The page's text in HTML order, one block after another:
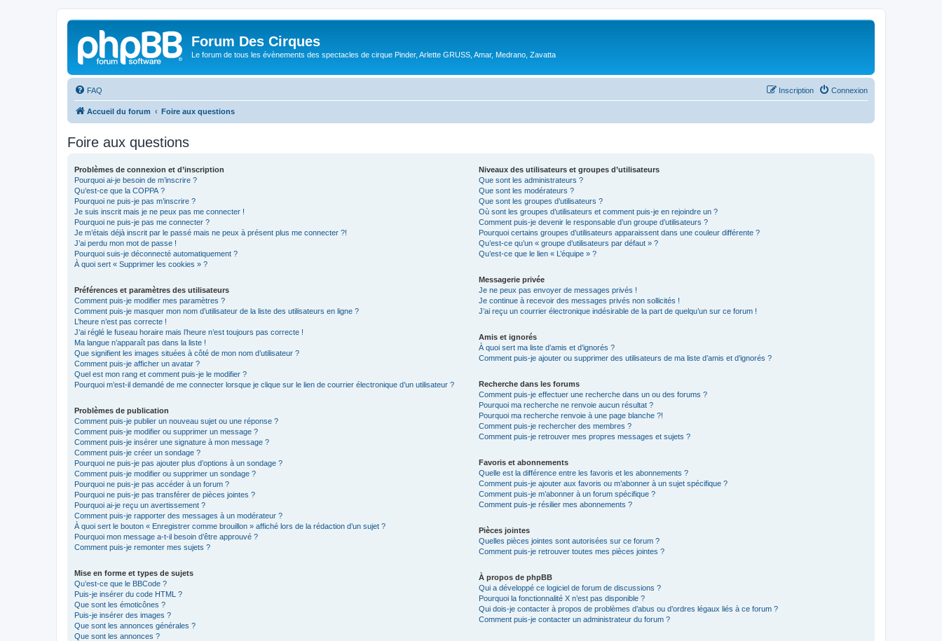
Forum Des Cirques
Le forum de tous les évènements des spectacles de cirque Pinder, Arlette GRUSS, Amar, Medrano, Zavatta
FAQ Connexion
Inscription
Accueil du forum Foire aux questions
Foire aux questions
Problèmes de connexion et d’inscription
Pourquoi ai-je besoin de m’inscrire ?
Qu’est-ce que la COPPA ?
Pourquoi ne puis-je pas m’inscrire ?
Je suis inscrit mais je ne peux pas me connecter !
Pourquoi ne puis-je pas me connecter ?
Je m’étais déjà inscrit par le passé mais ne peux à présent plus me connecter ?!
J’ai perdu mon mot de passe !
Pourquoi suis-je déconnecté automatiquement ?
À quoi sert « Supprimer les cookies » ?
Préférences et paramètres des utilisateurs
Comment puis-je modifier mes paramètres ?
Comment puis-je masquer mon nom d’utilisateur de la liste des utilisateurs en ligne ?
L’heure n’est pas correcte !
J’ai réglé le fuseau horaire mais l’heure n’est toujours pas correcte !
Ma langue n’apparaît pas dans la liste !
Que signifient les images situées à côté de mon nom d’utilisateur ?
Comment puis-je afficher un avatar ?
Quel est mon rang et comment puis-je le modifier ?
Pourquoi m’est-il demandé de me connecter lorsque je clique sur le lien de courrier électronique d’un utilisateur ?
Problèmes de publication
Comment puis-je publier un nouveau sujet ou une réponse ?
Comment puis-je modifier ou supprimer un message ?
Comment puis-je insérer une signature à mon message ?
Comment puis-je créer un sondage ?
Pourquoi ne puis-je pas ajouter plus d’options à un sondage ?
Comment puis-je modifier ou supprimer un sondage ?
Pourquoi ne puis-je pas accéder à un forum ?
Pourquoi ne puis-je pas transférer de pièces jointes ?
Pourquoi ai-je reçu un avertissement ?
Comment puis-je rapporter des messages à un modérateur ?
À quoi sert le bouton « Enregistrer comme brouillon » affiché lors de la rédaction d’un sujet ?
Pourquoi mon message a-t-il besoin d’être approuvé ?
Comment puis-je remonter mes sujets ?
Mise en forme et types de sujets
Qu’est-ce que le BBCode ?
Puis-je insérer du code HTML ?
Que sont les émoticônes ?
Puis-je insérer des images ?
Que sont les annonces générales ?
Que sont les annonces ?
Niveaux des utilisateurs et groupes d’utilisateurs
Que sont les administrateurs ?
Que sont les modérateurs ?
Que sont les groupes d’utilisateurs ?
Où sont les groupes d’utilisateurs et comment puis-je en rejoindre un ?
Comment puis-je devenir le responsable d’un groupe d’utilisateurs ?
Pourquoi certains groupes d’utilisateurs apparaissent dans une couleur différente ?
Qu’est-ce qu’un « groupe d’utilisateurs par défaut » ?
Qu’est-ce que le lien « L’équipe » ?
Messagerie privée
Je ne peux pas envoyer de messages privés !
Je continue à recevoir des messages privés non sollicités !
J’ai reçu un courrier électronique indésirable de la part de quelqu’un sur ce forum !
Amis et ignorés
À quoi sert ma liste d’amis et d’ignorés ?
Comment puis-je ajouter ou supprimer des utilisateurs de ma liste d’amis et d’ignorés ?
Recherche dans les forums
Comment puis-je effectuer une recherche dans un ou des forums ?
Pourquoi ma recherche ne renvoie aucun résultat ?
Pourquoi ma recherche renvoie à une page blanche ?!
Comment puis-je rechercher des membres ?
Comment puis-je retrouver mes propres messages et sujets ?
Favoris et abonnements
Quelle est la différence entre les favoris et les abonnements ?
Comment puis-je ajouter aux favoris ou m’abonner à un sujet spécifique ?
Comment puis-je m’abonner à un forum spécifique ?
Comment puis-je résilier mes abonnements ?
Pièces jointes
Quelles pièces jointes sont autorisées sur ce forum ?
Comment puis-je retrouver toutes mes pièces jointes ?
À propos de phpBB
Qui a développé ce logiciel de forum de discussions ?
Pourquoi la fonctionnalité X n’est pas disponible ?
Qui dois-je contacter à propos de problèmes d’abus ou d’ordres légaux liés à ce forum ?
Comment puis-je contacter un administrateur du forum ?